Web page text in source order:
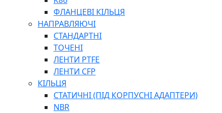
ПІСТОЛЕТИ
НАСОСИ ТА ПОМПИ
НАГНІТАЧІ
МУФТИ (НАСАДКИ) ДЛЯ ШПРИЦІВ
МАСЛЯНКИ, ЛІЙКИ
ПРЕС-МАСЛЯНКИ
ФЛАНЦЕВІ КІЛЬЦЯ
НАПРАВЛЯЮЧІ
СТАНДАРТНІ
ТОЧЕНІ
ЛЕНТИ PTFE
ЛЕНТИ CFP
КІЛЬЦЯ
СТАТИЧНІ (ПІД КОРПУСНІ АДАПТЕРИ)
NBR